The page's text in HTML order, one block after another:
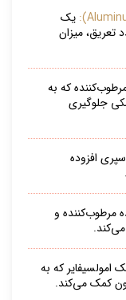
یک
میزان
که به
جلوگیری
افزوده
مرطوب‌کننده و
امولسیفایر که به
کمک می‌کند.